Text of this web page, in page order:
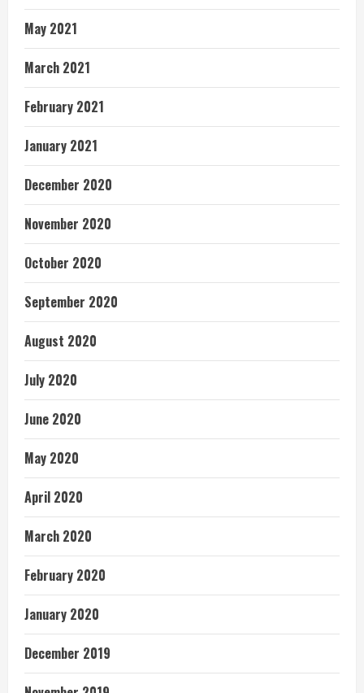
May 2021
March 2021
February 2021
January 2021
December 2020
November 2020
October 2020
September 2020
August 2020
July 2020
June 2020
May 2020
April 2020
March 2020
February 2020
January 2020
December 2019